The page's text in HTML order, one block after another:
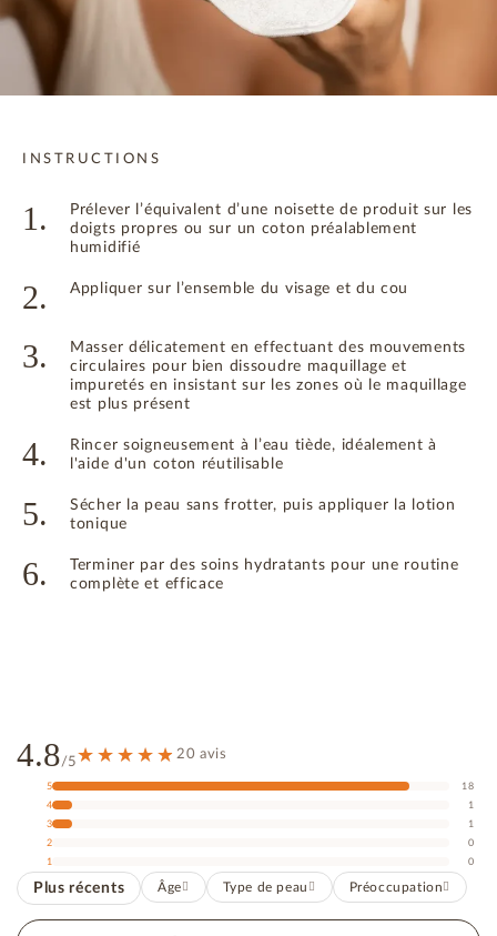
INSTRUCTIONS
1.
Prélever l’équivalent d’une noisette de produit sur les
doigts propres ou sur un coton préalablement
humidifié
2. Appliquer sur l’ensemble du visage et du cou
3.
Masser délicatement en effectuant des mouvements
circulaires pour bien dissoudre maquillage et
impuretés en insistant sur les zones où le maquillage
est plus présent
4.
Rincer soigneusement à l’eau tiède, idéalement à
l'aide d'un coton réutilisable
5.
Sécher la peau sans frotter, puis appliquer la lotion
tonique
6.
Terminer par des soins hydratants pour une routine
complète et efficace
4.8/5 20 avis
5
18
4
1
3
1
2
0
1
0
Plus récents Âge Type de peau Préoccupation